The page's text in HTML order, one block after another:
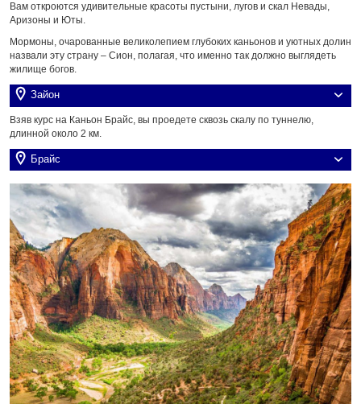
Вам откроются удивительные красоты пустыни, лугов и скал Невады,
Аризоны и Юты.
Мормоны, очарованные великолепием глубоких каньонов и уютных долин
назвали эту страну – Сион, полагая, что именно так должно выглядеть
жилище богов.
Зайон
Взяв курс на Каньон Брайс, вы проедете сквозь скалу по туннелю,
длинной около 2 км.
Брайс